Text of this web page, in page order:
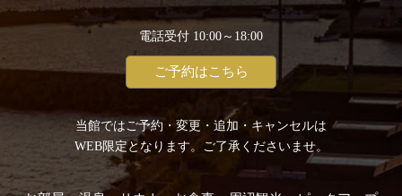
電話受付 10:00～18:00
ご予約はこちら
当館ではご予約・変更・追加・キャンセルは
WEB限定となります。ご了承くださいませ。